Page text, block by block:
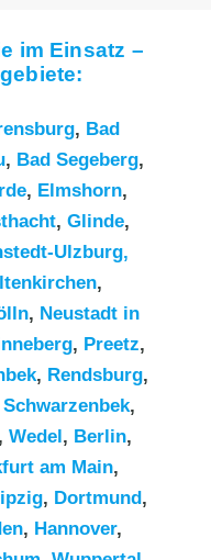
im Einsatz –
, Bad
, Bad Segeberg,
, Elmshorn,
, Glinde,
Ulzburg,
,
, Neustadt in
, Preetz,
, Rendsburg,
Schwarzenbek,
, Wedel, Berlin,
am Main,
, Dortmund,
, Hannover,